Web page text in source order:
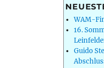
WAM-
16.
Guido